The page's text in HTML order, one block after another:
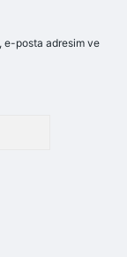
e-posta adresim ve